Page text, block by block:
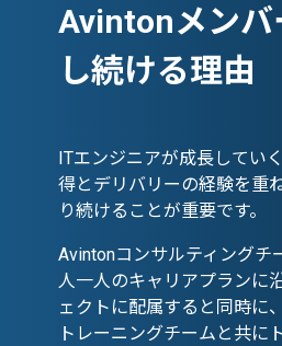
Avintonメンバ
し続ける理由
ITエンジニアが成長してい
得とデリバリーの経験を重
り続けることが重要です。
Avintonコンサルティングチ
人一人のキャリアプランに
ェクトに配属すると同時に
トレーニングチームと共に